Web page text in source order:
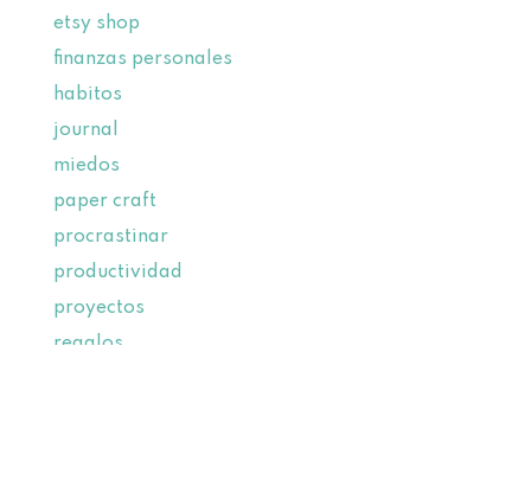
etsy shop
finanzas personales
habitos
journal
miedos
paper craft
procrastinar
productividad
proyectos
regalos